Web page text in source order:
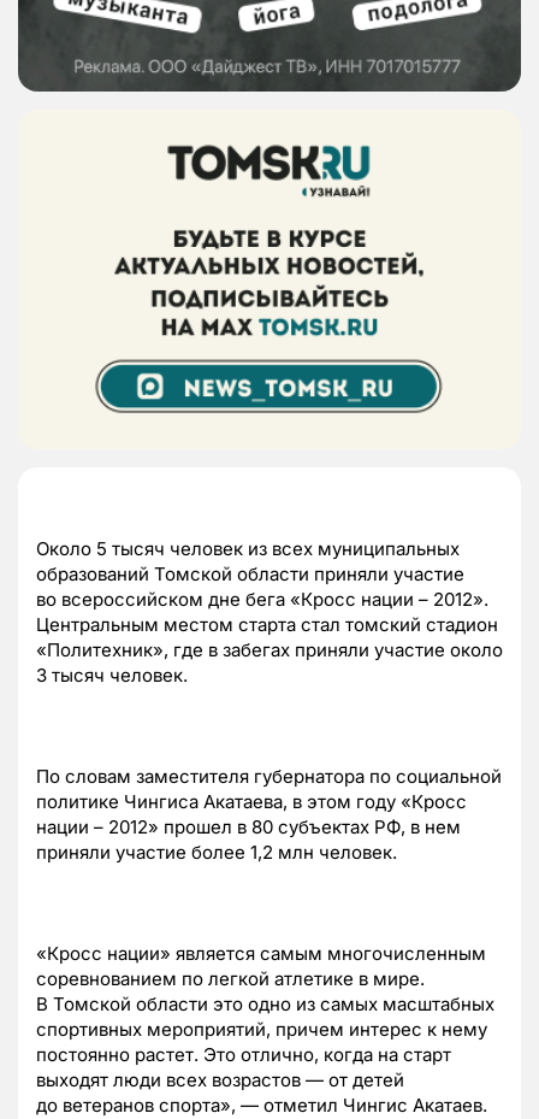
Около 5 тысяч человек из всех муниципальных
образований Томской области приняли участие
во всероссийском дне бега «Кросс нации – 2012».
Центральным местом старта стал томский стадион
«Политехник», где в забегах приняли участие около
3 тысяч человек.
По словам заместителя губернатора по социальной
политике Чингиса Акатаева, в этом году «Кросс
нации – 2012» прошел в 80 субъектах РФ, в нем
приняли участие более 1,2 млн человек.
«Кросс нации» является самым многочисленным
соревнованием по легкой атлетике в мире.
В Томской области это одно из самых масштабных
спортивных мероприятий, причем интерес к нему
постоянно растет. Это отлично, когда на старт
выходят люди всех возрастов — от детей
до ветеранов спорта», — отметил Чингис Акатаев.